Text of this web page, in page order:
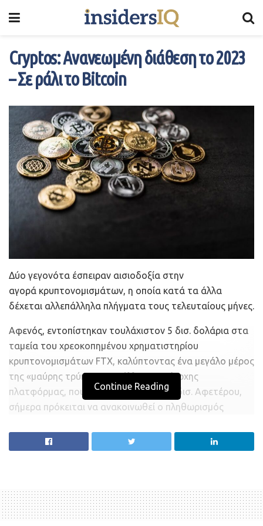
Cryptos: Ανανεωμένη διάθεση το 2023
– Σε ράλι το Bitcoin
Δύο γεγονότα έσπειραν αισιοδοξία στην
αγορά κρυπτονομισμάτων, η οποία κατά τα άλλα
δέχεται αλλεπάλληλα πλήγματα τους τελευταίους μήνες.
Αφενός, εντοπίστηκαν τουλάχιστον 5 δισ. δολάρια στα
ταμεία του χρεοκοπημένου χρηματιστηρίου
κρυπτονομισμάτων FTX, καλύπτοντας ένα μεγάλο μέρος
της «μαύρης τρύπας» της άλλοτε κυρίαρχης
πλατφόρμας, που υπολογιζόταν στα 8 δισ. Αφετέρου,
σήμερα πρόκειται να ανακοινωθεί ο πληθωρισμός
αναλυτών αναμένεται να έχει υποχωρήσει, οδηγώντας
κατά πάσα πιθανότητα σε επιβράδυνση της σύσφιγξης
Τα γεγονότα αυτά σε συνδυασμό με την ανανεωμένη
διάθεση των επενδυτών να αφήσουν πίσω τις ταραχές
Continue Reading